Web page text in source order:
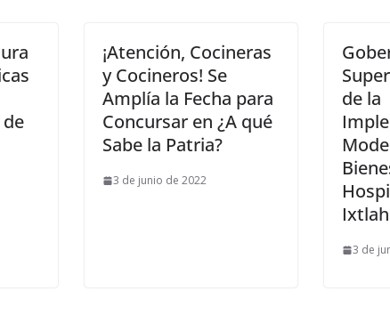
¡Atención, Cocineras
y Cocineros! Se
Amplía la Fecha para
Concursar en ¿A qué
Sabe la Patria?
3 de junio de 2022
de la
3 de